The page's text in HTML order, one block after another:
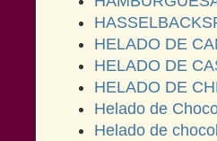
HELADO DE
HELADO DE
HELADO DE
Helado de
Helado de